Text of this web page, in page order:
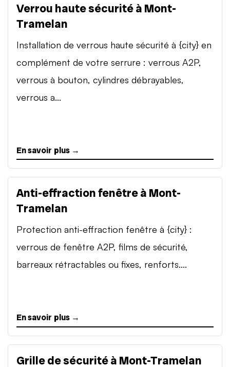
Verrou haute sécurité à Mont-
Tramelan
Installation de verrous haute sécurité à {city} en
complément de votre serrure : verrous A2P,
verrous à bouton, cylindres débrayables,
verrous a...
En savoir plus →
Anti-effraction fenêtre à Mont-
Tramelan
Protection anti-effraction fenêtre à {city} :
verrous de fenêtre A2P, films de sécurité,
barreaux rétractables ou fixes, renforts....
En savoir plus →
Grille de sécurité à Mont-Tramelan